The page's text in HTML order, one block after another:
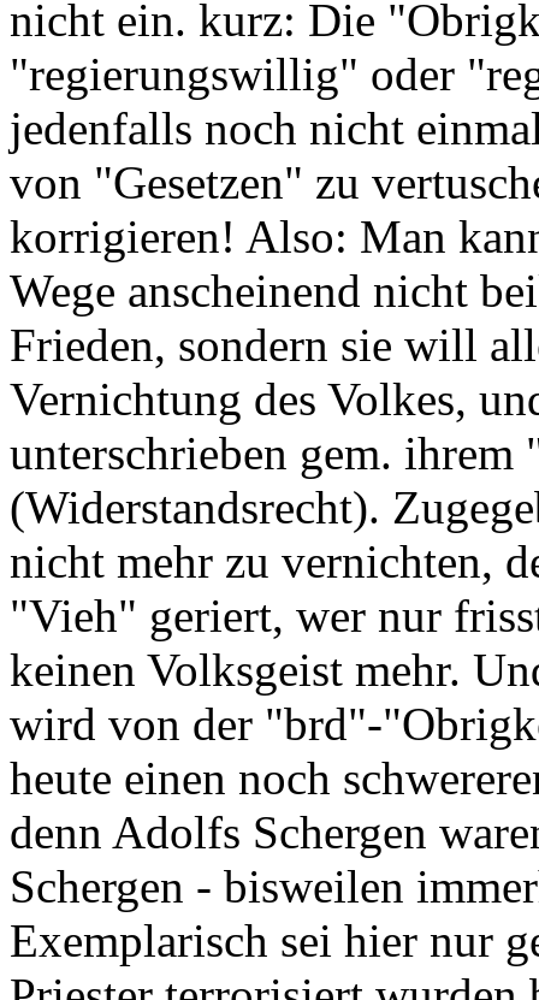
nicht ein. kurz: Die
"regierungswillig" oder
jedenfalls noch nicht
von "Gesetzen" zu
korrigieren! Also: Man
Wege anscheinend nicht
Frieden, sondern sie will
Vernichtung des Volkes,
unterschrieben gem.
(Widerstandsrecht).
nicht mehr zu vernichten,
"Vieh" geriert, wer nur
keinen Volksgeist mehr.
wird von der "brd"-
heute einen noch
denn Adolfs Schergen
Schergen - bisweilen
Exemplarisch sei hier nur